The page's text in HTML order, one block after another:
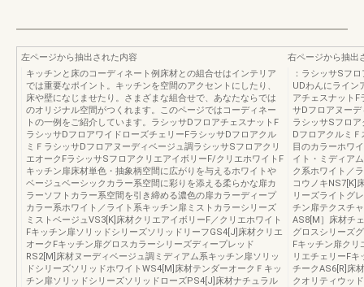
左ページから抽出された内容
キッチンと床のコーディネート例床材との組合せはインテリア
では重要なポイント。キッチンを空間のアクセントにしたり、
床や壁になじませたり。さまざまな組合せで、あなたならでは
のオリジナル空間がつくれます。このページではコーディネー
トの一例をご紹介しています。ラシッサDフロアチェスナットF
ラシッサDフロアワイドローズチェリーFラシッサDフロアクル
ミＦラシッサDフロアヌーディベージュ調ラシッサSフロアクリ
エオークFラシッサSフロアクリエアイボリーF/クリエホワイトF
キッチン扉床材単色・抽象柄空間に広がりを与えるホワイトや
ベージュベーシックカラー系空間に彩りを添える柔らかな扉カ
ラーソフトカラー系空間を引き締める濃色の扉カラーディープ
カラー系ホワイト／ライト系キッチン扉ミストカラーシリーズ
ミストベージュVS3[K]床材クリエアイボリーF／クリエホワイト
Fキッチン扉ソリッドシリーズソリッドリーフGS4[J]床材クリエ
オークFキッチン扉グロスカラーシリーズディープレッド
RS2[M]床材ヌーディベージュ調ミディアム系キッチン扉ソリッ
ドシリーズソリッドホワイトWS4[M]床材テンダーオークＦキッ
チン扉ソリッドシリーズソリッドローズPS4[J]床材ナチュラル
右ページから抽出
：ラシッサSフ
UDわんにライン
アチェスナットF
サDフロアヌー
ラシッサSフロ
Dフロアクルミ
目のカラーホワ
イト・ミディア
ク系ホワイト／
コウノキNS7[K]
リーズライトグ
チン扉テクスチ
AS8[M］床材チ
グロスシリーズ
Fキッチン扉ク
リエチェリーF
チークAS6[R]床
クオリティウッ